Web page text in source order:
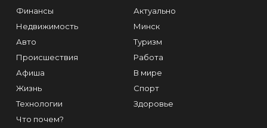
Финансы
Недвижимость
Авто
Происшествия
Афиша
Жизнь
Технологии
Что почем?
Актуально
Минск
Туризм
Работа
В мире
Спорт
Здоровье